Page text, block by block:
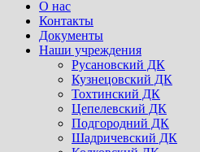
Menu
О нас
Контакты
Документы
Наши учреждения
Русановский ДК
Кузнецовский ДК
Тохтинский ДК
Цепелевский ДК
Подгородний ДК
Шадричевский ДК